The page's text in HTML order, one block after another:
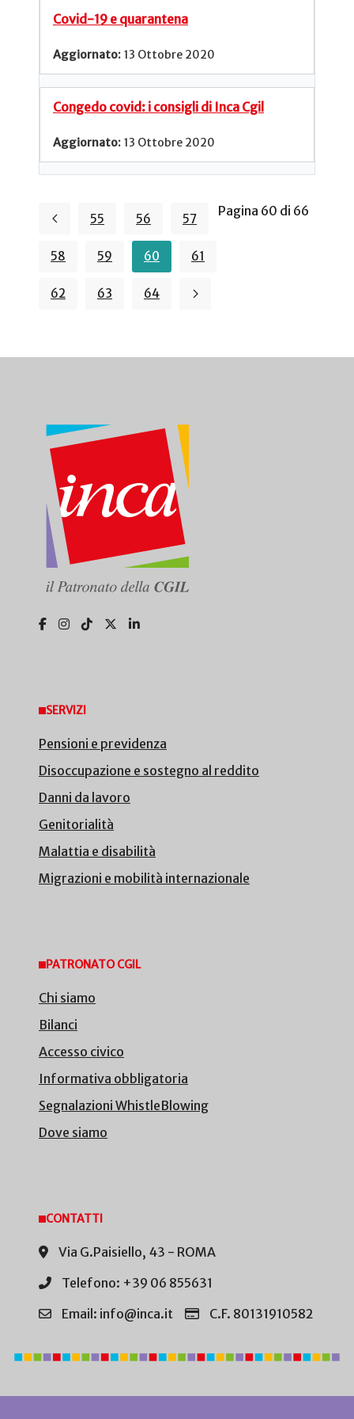
Covid-19 e quarantena
13 Ottobre 2020
Congedo covid: i consigli di Inca Cgil
13 Ottobre 2020
Pagina 60 di 66
55 56 57
58 59 60 61
62 63 64
SERVIZI
Pensioni e previdenza
Disoccupazione e sostegno al reddito
Danni da lavoro
Genitorialità
Malattia e disabilità
Migrazioni e mobilità internazionale
PATRONATO CGIL
Chi siamo
Bilanci
Accesso civico
Informativa obbligatoria
Segnalazioni WhistleBlowing
Dove siamo
CONTATTI
Via G.Paisiello, 43 - ROMA
Telefono: +39 06 855631
Email: info@inca.it
C.F. 80131910582